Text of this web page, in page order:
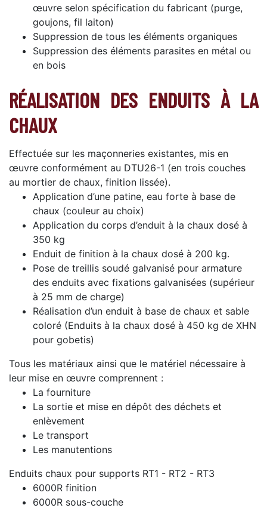
œuvre selon spécification du fabricant (purge,
goujons, fil laiton)
Suppression de tous les éléments organiques
Suppression des éléments parasites en métal ou
en bois
RÉALISATION DES ENDUITS À LA
CHAUX
Effectuée sur les maçonneries existantes, mis en
œuvre conformément au DTU26-1 (en trois couches
au mortier de chaux, finition lissée).
Application d’une patine, eau forte à base de
chaux (couleur au choix)
Application du corps d’enduit à la chaux dosé à
350 kg
Enduit de finition à la chaux dosé à 200 kg.
Pose de treillis soudé galvanisé pour armature
des enduits avec fixations galvanisées (supérieur
à 25 mm de charge)
Réalisation d’un enduit à base de chaux et sable
coloré (Enduits à la chaux dosé à 450 kg de XHN
pour gobetis)
Tous les matériaux ainsi que le matériel nécessaire à
leur mise en œuvre comprennent :
La fourniture
La sortie et mise en dépôt des déchets et
enlèvement
Le transport
Les manutentions
Enduits chaux pour supports RT1 - RT2 - RT3
6000R finition
6000R sous-couche